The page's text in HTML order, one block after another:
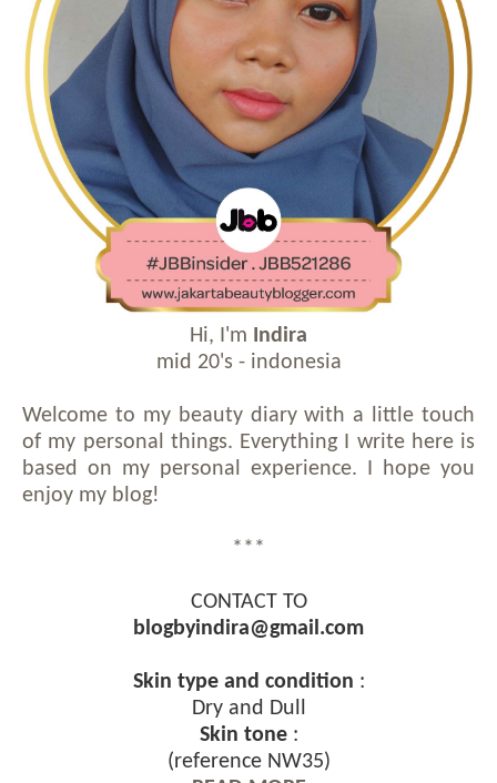
Hi, I'm Indira
mid 20's - indonesia
Welcome to my beauty diary with a little touch
of my personal things. Everything I write here is
based on my personal experience. I hope you
enjoy my blog!
***
CONTACT TO
blogbyindira@gmail.com
Skin type and condition :
Dry and Dull
Skin tone:
(reference NW35)